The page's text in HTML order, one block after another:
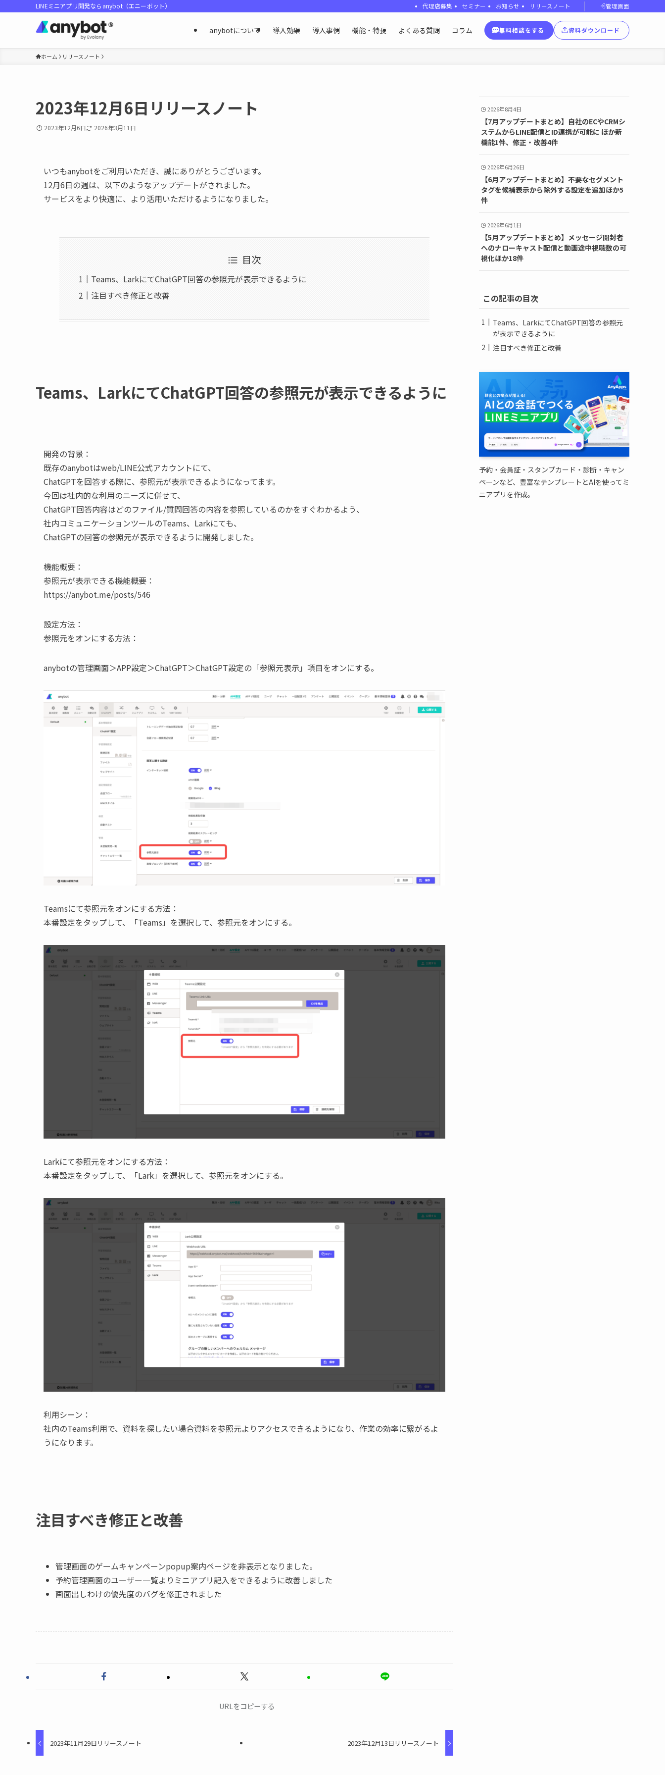
LINEミニアプリ開発ならanybot（エニーボット） 代理店募集 セミナー お知らせ リリースノート 管理画面
anybotについて 導入効果 導入事例 機能・特長 よくある質問 コラム 無料相談をする 資料ダウンロード
ホーム リリースノート
2023年12月6日リリースノート
2023年12月6日 2026年3月11日
いつもanybotをご利用いただき、誠にありがとうございます。
12月6日の週は、以下のようなアップデートがされました。
サービスをより快適に、より活用いただけるようになりました。
目次
Teams、LarkにてChatGPT回答の参照元が表示できるように
注目すべき修正と改善
Teams、LarkにてChatGPT回答の参照元が表示できるように
開発の背景：
既存のanybotはweb/LINE公式アカウントにて、
ChatGPTを回答する際に、参照元が表示できるようになってます。
今回は社内的な利用のニーズに併せて、
ChatGPT回答内容はどのファイル/質問回答の内容を参照しているのかをすぐわかるよう、
社内コミュニケーションツールのTeams、Larkにても、
ChatGPTの回答の参照元が表示できるように開発しました。
機能概要：
参照元が表示できる機能概要：
https://anybot.me/posts/546
設定方法：
参照元をオンにする方法：
anybotの管理画面＞APP設定＞ChatGPT＞ChatGPT設定の「参照元表示」項目をオンにする。
Teamsにて参照元をオンにする方法：
本番設定をタップして、「Teams」を選択して、参照元をオンにする。
Larkにて参照元をオンにする方法：
本番設定をタップして、「Lark」を選択して、参照元をオンにする。
利用シーン：
社内のTeams利用で、資料を探したい場合資料を参照元よりアクセスできるようになり、作業の効率に繋がるよ
うになります。
注目すべき修正と改善
管理画面のゲームキャンペーンpopup案内ページを非表示となりました。
予約管理画面のユーザー一覧よりミニアプリ記入をできるように改善しました
画面出しわけの優先度のバグを修正されました
URLをコピーする
2023年11月29日リリースノート 2023年12月13日リリースノート
2026年8月4日
【7月アップデートまとめ】自社のECやCRMシ
ステムからLINE配信とID連携が可能に ほか新
機能1件、修正・改善4件
2026年6月26日
【6月アップデートまとめ】不要なセグメント
タグを候補表示から除外する設定を追加ほか5
件
2026年6月1日
【5月アップデートまとめ】メッセージ開封者
へのナローキャスト配信と動画途中視聴数の可
視化ほか18件
この記事の目次
Teams、LarkにてChatGPT回答の参照元
が表示できるように
注目すべき修正と改善
予約・会員証・スタンプカード・診断・キャン
ペーンなど、豊富なテンプレートとAIを使ってミ
ニアプリを作成。